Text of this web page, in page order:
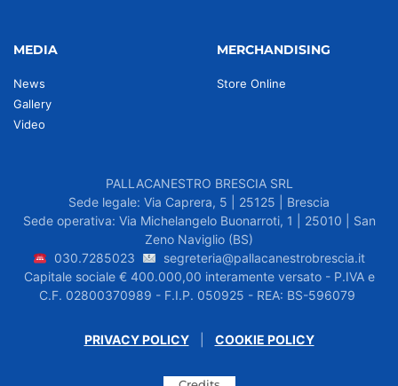
MEDIA
News
Gallery
Video
MERCHANDISING
Store Online
PALLACANESTRO BRESCIA SRL
Sede legale: Via Caprera, 5 | 25125 | Brescia
Sede operativa: Via Michelangelo Buonarroti, 1 | 25010 | San
Zeno Naviglio (BS)
030.7285023
segreteria@pallacanestrobrescia.it
Capitale sociale € 400.000,00 interamente versato - P.IVA e
C.F. 02800370989 - F.I.P. 050925 - REA: BS-596079
PRIVACY POLICY| COOKIE POLICY